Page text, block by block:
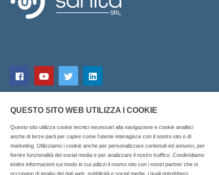
QUESTO SITO WEB UTILIZZA I COOKIE
Questo sito utilizza cookie tecnici necessari alla navigazione e cookie analitici
anche di terze parti per capire come l’utente interagisce con il nostro sito o di
marketing. Utilizziamo i cookie anche per personalizzare contenuti ed annunci, per
fornire funzionalità dei social media e per analizzare il nostro traffico. Condividiamo
inoltre informazioni sul modo in cui utilizzi il nostro sito con i nostri partner che si
occupano di analisi dei dati web, pubblicità e social media, i quali potrebbero